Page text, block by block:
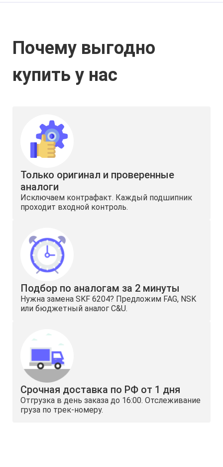
Почему выгодно
купить у нас
Только оригинал и проверенные
аналоги
Исключаем контрафакт. Каждый подшипник
проходит входной контроль.
Подбор по аналогам за 2 минуты
Нужна замена SKF 6204? Предложим FAG, NSK
или бюджетный аналог C&U.
Срочная доставка по РФ от 1 дня
Отгрузка в день заказа до 16:00. Отслеживание
груза по трек-номеру.